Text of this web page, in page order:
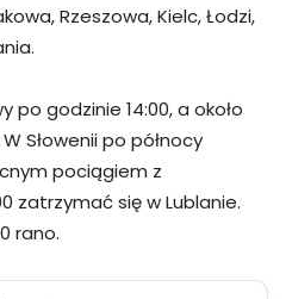
Rzeszowa, Kielc, Łodzi,
po godzinie 14:00, a około
Słowenii po północy
pociągiem z
zatrzymać się w Lublanie.
rano.